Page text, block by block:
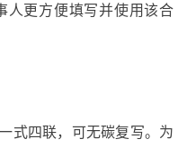
人更方便填写并使用该合
四联，可无碳复写。为